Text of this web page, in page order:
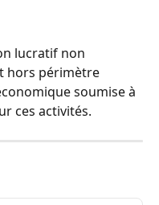
lucratif non
hors périmètre
soumise à
ces activités.